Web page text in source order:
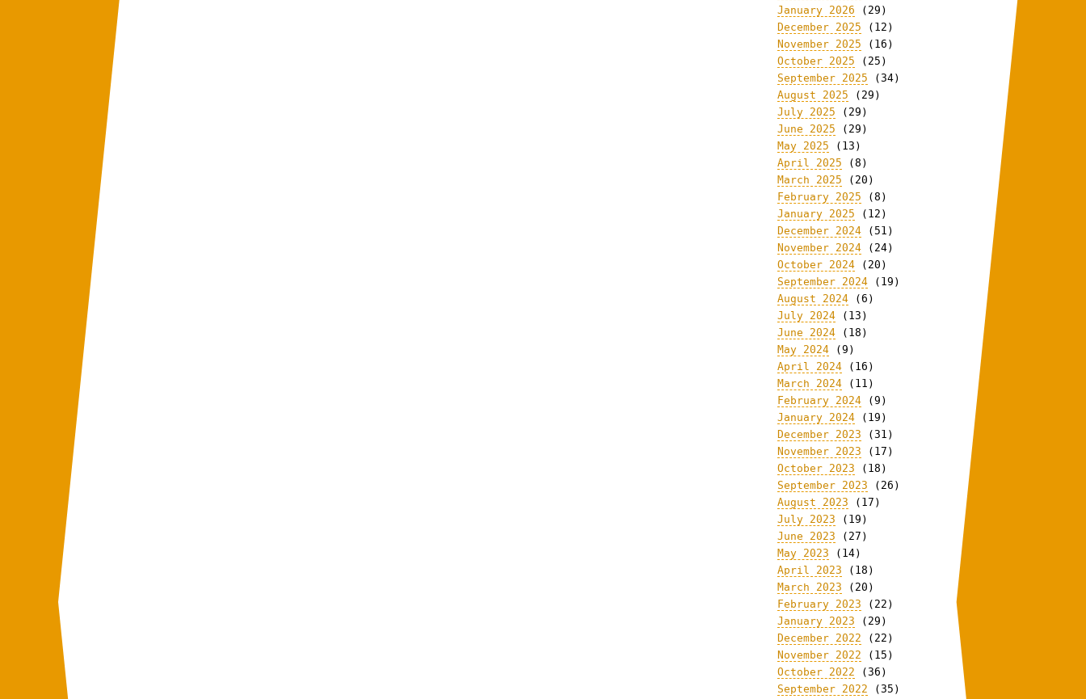
January 2026 (29)
December 2025 (12)
November 2025 (16)
October 2025 (25)
September 2025 (34)
August 2025 (29)
July 2025 (29)
June 2025 (29)
May 2025 (13)
April 2025 (8)
March 2025 (20)
February 2025 (8)
January 2025 (12)
December 2024 (51)
November 2024 (24)
October 2024 (20)
September 2024 (19)
August 2024 (6)
July 2024 (13)
June 2024 (18)
May 2024 (9)
April 2024 (16)
March 2024 (11)
February 2024 (9)
January 2024 (19)
December 2023 (31)
November 2023 (17)
October 2023 (18)
September 2023 (26)
August 2023 (17)
July 2023 (19)
June 2023 (27)
May 2023 (14)
April 2023 (18)
March 2023 (20)
February 2023 (22)
January 2023 (29)
December 2022 (22)
November 2022 (15)
October 2022 (36)
September 2022 (35)